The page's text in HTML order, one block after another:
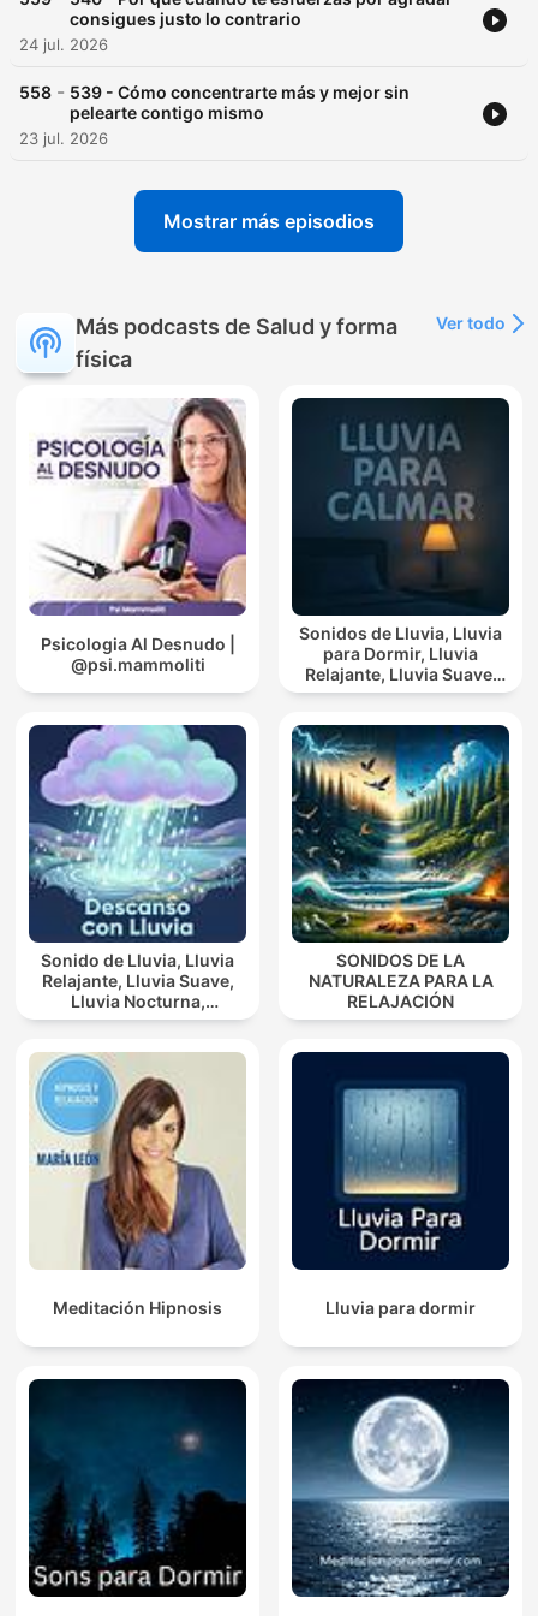
¿Te apuntas?
https://www.spreaker.com/podcast/ideas-para-vivir-mejor-
-5343176/support.
consigues justo lo contrario
24 jul. 2026
558 - 539 - Cómo concentrarte más y mejor sin
pelearte contigo mismo
23 jul. 2026
Mostrar más episodios
Más podcasts de Salud y forma
física
Ver todo
Psicologia Al Desnudo |
@psi.mammoliti
Sonidos de Lluvia, Lluvia
para Dormir, Lluvia
Relajante, Lluvia Suave,
Lluvia Para Calmar
Sonido de Lluvia, Lluvia
Relajante, Lluvia Suave,
Lluvia Nocturna,
Descanso Con Lluvia
SONIDOS DE LA
NATURALEZA PARA LA
RELAJACIÓN
Meditación Hipnosis Lluvia para dormir